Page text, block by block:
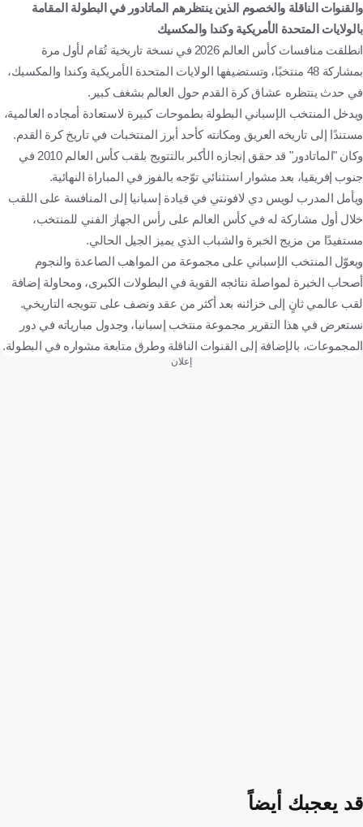
أوروجواي ضد إسبانيا
إسبانيا الرأس الأخضر
الولايات المتحدة
المملكة العربية السعودية
أورغواي كرة قدم
والقنوات الناقلة والخصوم الذين ينتظرهم الماتادور في البطولة المقامة
بالولايات المتحدة الأمريكية وكندا والمكسيك
انطلقت منافسات كأس العالم 2026 في نسخة تاريخية تُقام لأول مرة
بمشاركة 48 منتخبًا، وتستضيفها الولايات المتحدة الأمريكية وكندا والمكسيك،
في حدث ينتظره عشاق كرة القدم حول العالم بشغف كبير.
ويدخل المنتخب الإسباني البطولة بطموحات كبيرة لاستعادة أمجاده العالمية،
مستندًا إلى تاريخه العريق ومكانته كأحد أبرز المنتخبات في تاريخ كرة القدم.
وكان "الماتادور" قد حقق إنجازه الأكبر بالتتويج بلقب كأس العالم 2010 في
جنوب إفريقيا، بعد مشوار استثنائي توّجه بالفوز في المباراة النهائية.
ويأمل المدرب لويس دي لافونتي في قيادة إسبانيا إلى المنافسة على اللقب
خلال أول مشاركة له في كأس العالم على رأس الجهاز الفني للمنتخب،
مستفيدًا من مزيج الخبرة والشباب الذي يميز الجيل الحالي.
ويعوّل المنتخب الإسباني على مجموعة من المواهب الصاعدة والنجوم
أصحاب الخبرة لمواصلة نتائجه القوية في البطولات الكبرى، ومحاولة إضافة
لقب عالمي ثانٍ إلى خزائنه بعد أكثر من عقد ونصف على تتويجه التاريخي.
نستعرض في هذا التقرير مجموعة منتخب إسبانيا، وجدول مبارياته في دور
المجموعات، بالإضافة إلى القنوات الناقلة وطرق متابعة مشواره في البطولة.
إعلان
قد يعجبك أيضاً